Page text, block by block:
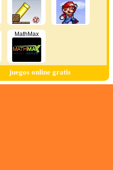
MathMax
juegos online gratis